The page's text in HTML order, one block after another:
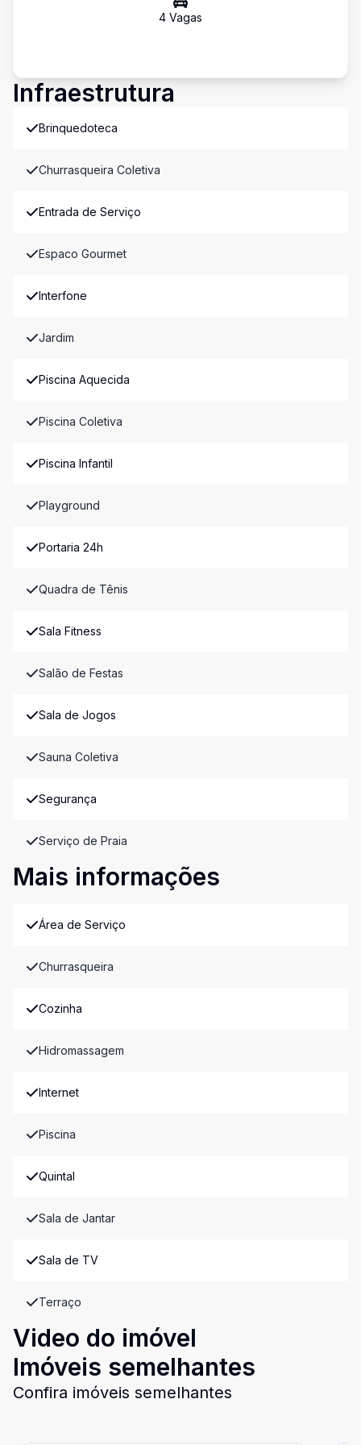
4 Vagas
Infraestrutura
Brinquedoteca
Churrasqueira Coletiva
Entrada de Serviço
Espaco Gourmet
Interfone
Jardim
Piscina Aquecida
Piscina Coletiva
Piscina Infantil
Playground
Portaria 24h
Quadra de Tênis
Sala Fitness
Salão de Festas
Sala de Jogos
Sauna Coletiva
Segurança
Serviço de Praia
Mais informações
Área de Serviço
Churrasqueira
Cozinha
Hidromassagem
Internet
Piscina
Quintal
Sala de Jantar
Sala de TV
Terraço
Video do imóvel
Imóveis semelhantes
Confira imóveis semelhantes